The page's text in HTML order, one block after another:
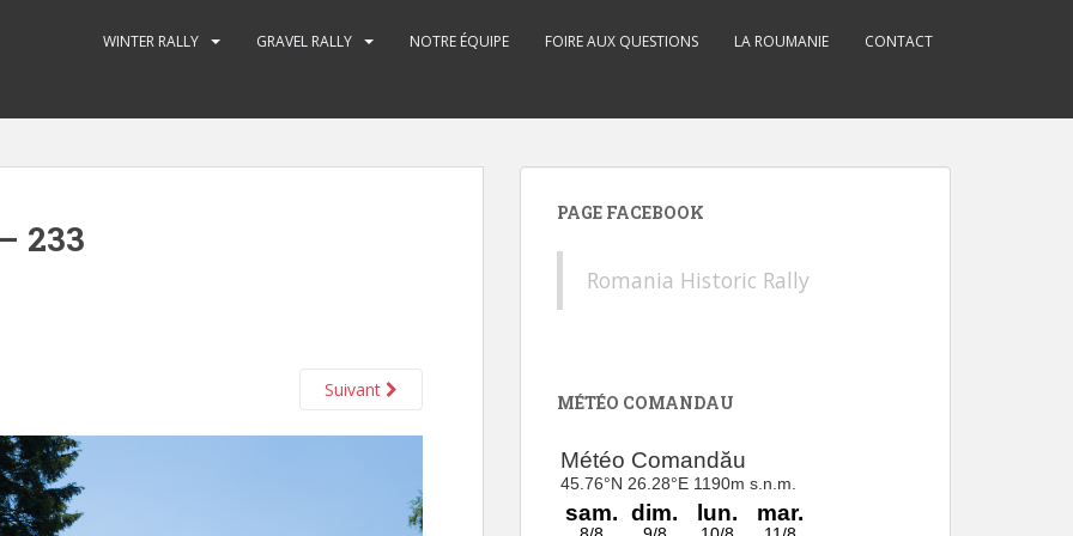
WINTER RALLY GRAVEL RALLY NOTRE ÉQUIPE FOIRE AUX QUESTIONS LA ROUMANIE CONTACT
233
Suivant
PAGE FACEBOOK
Romania Historic Rally
MÉTÉO COMANDAU